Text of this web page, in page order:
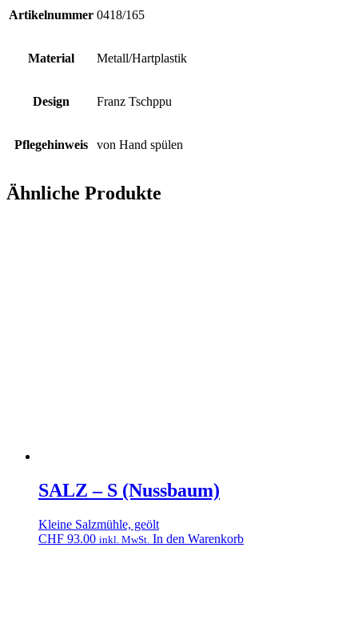
Artikelnummer 0418/165
Material Metall/Hartplastik
Design Franz Tschppu
Pflegehinweis von Hand spülen
Ähnliche Produkte
SALZ – S (Nussbaum)
Kleine Salzmühle, geölt
CHF 93.00 inkl. MwSt. In den Warenkorb